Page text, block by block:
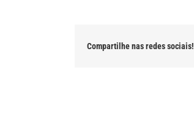
Compartilhe nas redes sociais!